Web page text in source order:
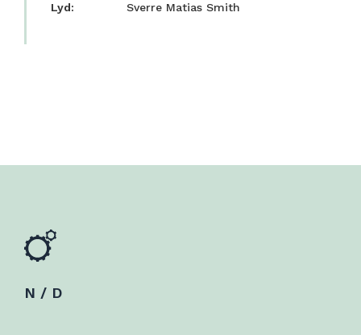
Lyd: Sverre Matias Smith
N / D